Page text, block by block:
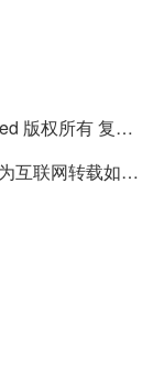
©沈阳汇海科技有限公司 All Rights Reserved 版权所有 复制必究
本站郑重声明：www.hvihi.com网站内容均为互联网转载如有侵权请联系QQ:55506560删除